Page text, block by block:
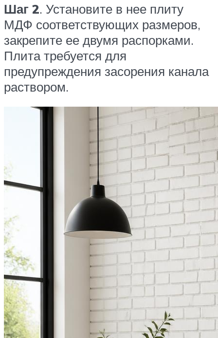
Шаг 2. Установите в нее плиту
МДФ соответствующих размеров,
закрепите ее двумя распорками.
Плита требуется для
предупреждения засорения канала
раствором.